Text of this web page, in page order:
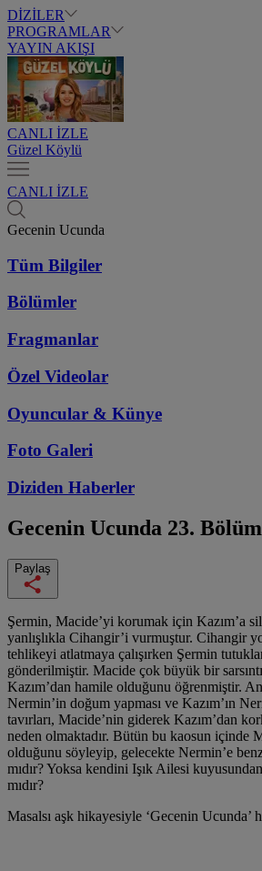
DİZİLER
PROGRAMLAR
YAYIN AKIŞI
CANLI İZLE
Güzel Köylü
CANLI İZLE
Gecenin Ucunda
Tüm Bilgiler
Bölümler
Fragmanlar
Özel Videolar
Oyuncular & Künye
Foto Galeri
Diziden Haberler
Gecenin Ucunda 23. Bölüm
Paylaş
Şermin, Macide’yi korumak için Kazım’a
yanlışlıkla Cihangir’i vurmuştur. Cihangir
tehlikeyi atlatmaya çalışırken Şermin
gönderilmiştir. Macide çok büyük bir
Kazım’dan hamile olduğunu öğrenmiştir.
Nermin’in doğum yapması ve Kazım’ın
tavırları, Macide’nin giderek Kazım’dan
neden olmaktadır. Bütün bu kaosun içinde
olduğunu söyleyip, gelecekte Nermin’e
mıdır? Yoksa kendini Işık Ailesi
mıdır?
Masalsı aşk hikayesiyle ‘Gecenin Ucunda’